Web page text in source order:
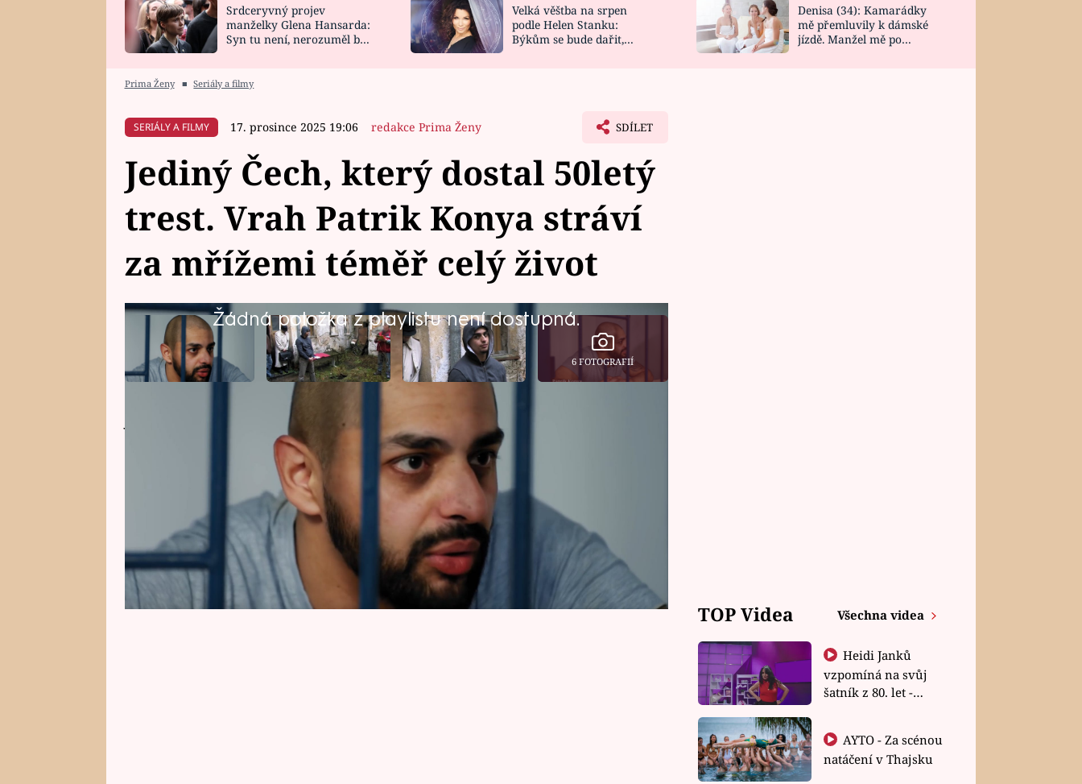
HOROSKOP NA
CELEBRITY
VAŘENÍ
NOVINKY
VIDEORECEPTY
DESIGN
Srdceryvný projev
manželky Glena Hansarda:
Syn tu není, nerozuměl by
Velká věštba na srpen
podle Helen Stanku:
Býkům se bude dařit,
Denisa (34): Kamarádky
mě přemluvily k dámské
jízdě. Manžel mě po
Prima Ženy ■ Seriály a filmy
SERIÁLY A FILMY 17. prosince 2025 19:06 redakce Prima Ženy SDÍLET
Jediný Čech, který dostal 50letý
trest. Vrah Patrik Konya stráví
za mřížemi téměř celý život
Žádná položka z playlistu není dostupná.
6 FOTOGRAFIÍ
Je jediným v Česku, který vyfasoval 50 let natvrdo. A zdá se, že je na to
pyšný. Patrik Konya z Jáchymova není schopen lítosti. Ve svých 21
letech se brutální vraždou otce a následným zmrzačením spoluvězně
postaral o to, že za mřížemi stráví prakticky celý svůj život. Podívejte
se na exkluzivní ukázku.
TOP Videa Všechna videa
Heidi Janků
vzpomíná na svůj
šatník z 80. let -
natáčení v Thajsku